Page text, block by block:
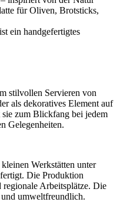
für Oliven, Brotsticks,
ein handgefertigtes
stilvollen Servieren von
als dekoratives Element auf
sie zum Blickfang bei jedem
Gelegenheiten.
Werkstätten unter
Die Produktion
Arbeitsplätze. Die
umweltfreundlich.